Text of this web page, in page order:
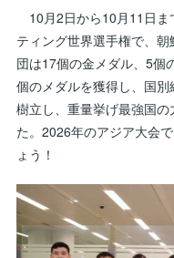
10月2日から10月11日ま
ティング世界選手権で、
団は17個の金メダル、5個
個のメダルを獲得し、国
樹立し、重量挙げ最強国
た。2026年のアジア大会
ょう！